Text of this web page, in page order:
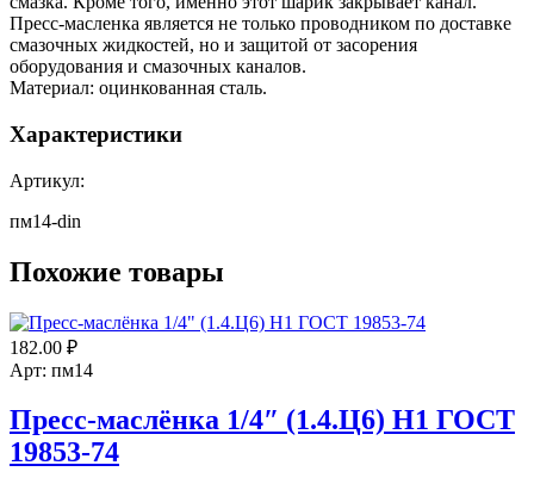
Пресс-масленка является не только проводником по доставке
смазочных жидкостей, но и защитой от засорения
оборудования и смазочных каналов.
Материал: оцинкованная сталь.
Характеристики
Артикул:
пм14-din
Похожие товары
182.00 ₽
Арт: пм14
Пресс-маслёнка 1/4″ (1.4.Ц6) Н1 ГОСТ
19853-74